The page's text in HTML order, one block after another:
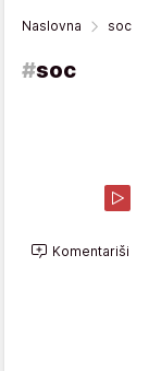
Naslovna soc
#soc
Komentariši